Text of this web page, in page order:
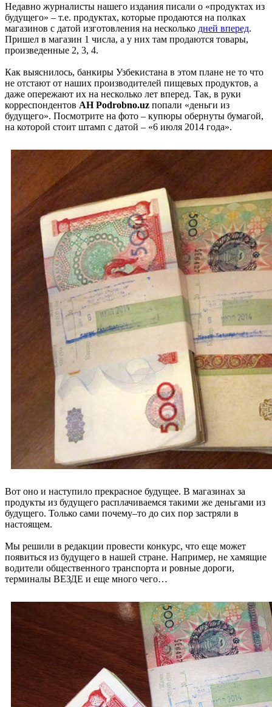
Недавно журналисты нашего издания писали о «продуктах из
будущего» – т.е. продуктах, которые продаются на полках
магазинов с датой изготовления на несколько дней вперед.
Пришел в магазин 1 числа, а у них там продаются товары,
произведенные 2, 3, 4.
Как выяснилось, банкиры Узбекистана в этом плане не то что
не отстают от наших производителей пищевых продуктов, а
даже опережают их на несколько лет вперед. Так, в руки
корреспондентов АН Podrobno.uz попали «деньги из
будущего». Посмотрите на фото – купюры обернуты бумагой,
на которой стоит штамп с датой – «6 июля 2014 года».
Вот оно и наступило прекрасное будущее. В магазинах за
продукты из будущего расплачиваемся такими же деньгами из
будущего. Только сами почему–то до сих пор застряли в
настоящем.
Мы решили в редакции провести конкурс, что еще может
появиться из будущего в нашей стране. Например, не хамящие
водители общественного транспорта и ровные дороги,
терминалы ВЕЗДЕ и еще много чего…